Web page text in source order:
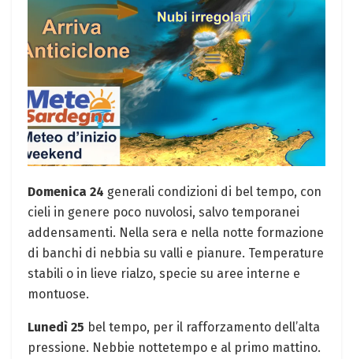
Domenica 24 generali condizioni di bel tempo, con
cieli in genere poco nuvolosi, salvo temporanei
addensamenti. Nella sera e nella notte formazione
di banchi di nebbia su valli e pianure. Temperature
stabili o in lieve rialzo, specie su aree interne e
montuose.
Lunedì 25 bel tempo, per il rafforzamento dell’alta
pressione. Nebbie nottetempo e al primo mattino.